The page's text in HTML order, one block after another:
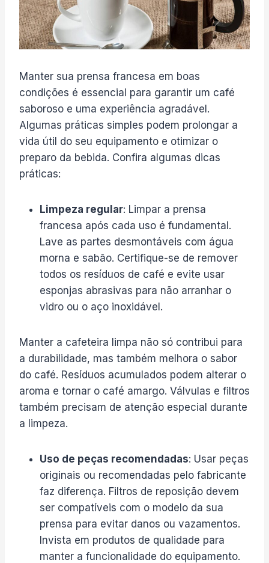
Manter sua prensa francesa em boas
condições é essencial para garantir um café
saboroso e uma experiência agradável.
Algumas práticas simples podem prolongar a
vida útil do seu equipamento e otimizar o
preparo da bebida. Confira algumas dicas
práticas:
Limpeza regular: Limpar a prensa
francesa após cada uso é fundamental.
Lave as partes desmontáveis com água
morna e sabão. Certifique-se de remover
todos os resíduos de café e evite usar
esponjas abrasivas para não arranhar o
vidro ou o aço inoxidável.
Manter a cafeteira limpa não só contribui para
a durabilidade, mas também melhora o sabor
do café. Resíduos acumulados podem alterar o
aroma e tornar o café amargo. Válvulas e filtros
também precisam de atenção especial durante
a limpeza.
Uso de peças recomendadas: Usar peças
originais ou recomendadas pelo fabricante
faz diferença. Filtros de reposição devem
ser compatíveis com o modelo da sua
prensa para evitar danos ou vazamentos.
Invista em produtos de qualidade para
manter a funcionalidade do equipamento.